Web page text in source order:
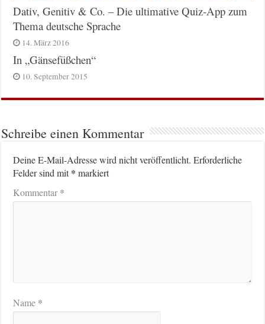
Dativ, Genitiv & Co. – Die ultimative Quiz-App zum
Thema deutsche Sprache
14. März 2016
In „Gänsefüßchen“
10. September 2015
Schreibe einen Kommentar
Deine E-Mail-Adresse wird nicht veröffentlicht. Erforderliche
Felder sind mit* markiert
Kommentar*
Name *